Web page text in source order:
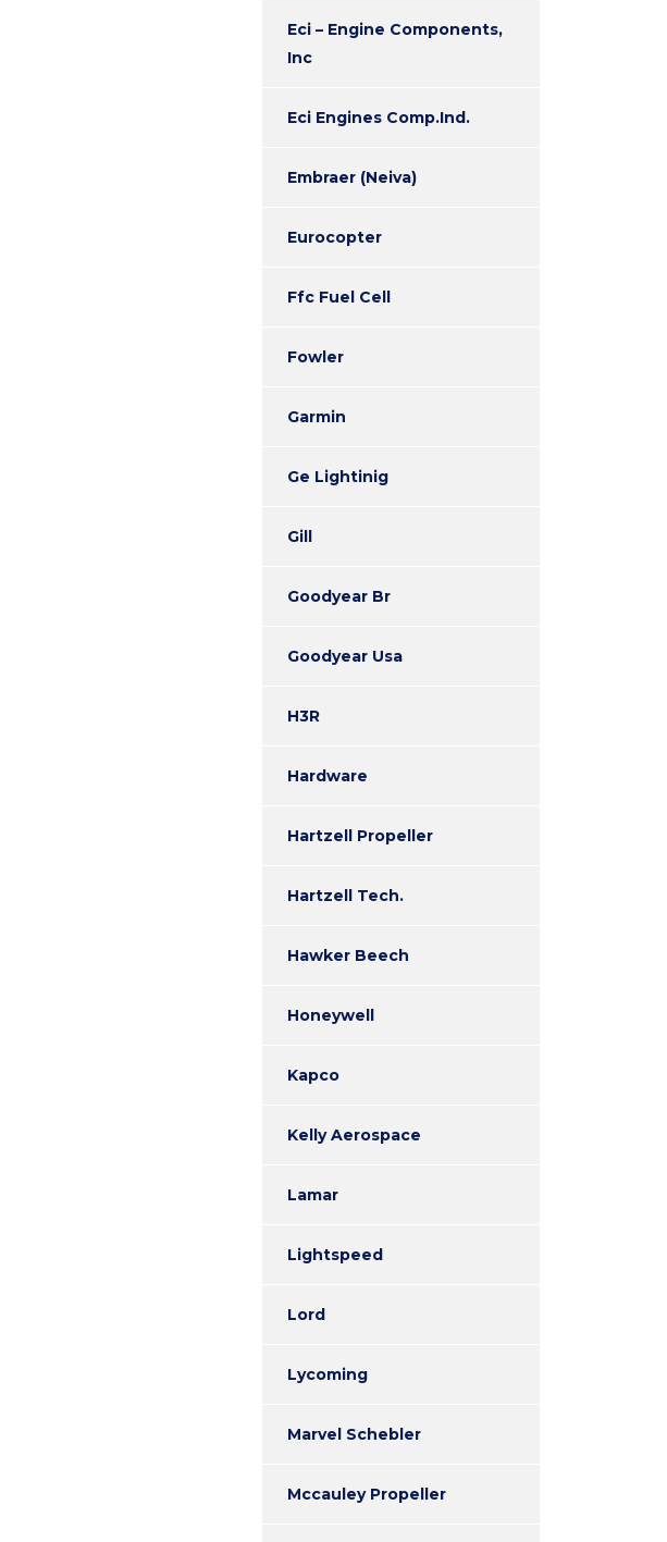
Eci – Engine Components,
Inc
Eci Engines Comp.Ind.
Embraer (Neiva)
Eurocopter
Ffc Fuel Cell
Fowler
Garmin
Ge Lightinig
Gill
Goodyear Br
Goodyear Usa
H3R
Hardware
Hartzell Propeller
Hartzell Tech.
Hawker Beech
Honeywell
Kapco
Kelly Aerospace
Lamar
Lightspeed
Lord
Lycoming
Marvel Schebler
Mccauley Propeller